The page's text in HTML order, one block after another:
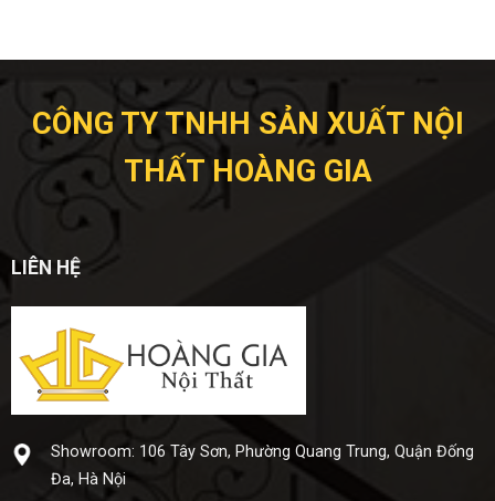
CÔNG TY TNHH SẢN XUẤT NỘI
THẤT HOÀNG GIA
LIÊN HỆ
Showroom: 106 Tây Sơn, Phường Quang Trung, Quận Đống
Đa, Hà Nội